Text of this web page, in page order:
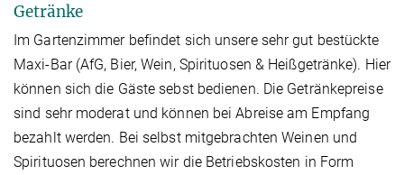
Getränke
Im Gartenzimmer befindet sich unsere sehr gut bestückte
Maxi-Bar (AfG, Bier, Wein, Spirituosen & Heißgetränke). Hier
können sich die Gäste sebst bedienen. Die Getränkepreise
sind sehr moderat und können bei Abreise am Empfang
bezahlt werden. Bei selbst mitgebrachten Weinen und
Spirituosen berechnen wir die Betriebskosten in Form